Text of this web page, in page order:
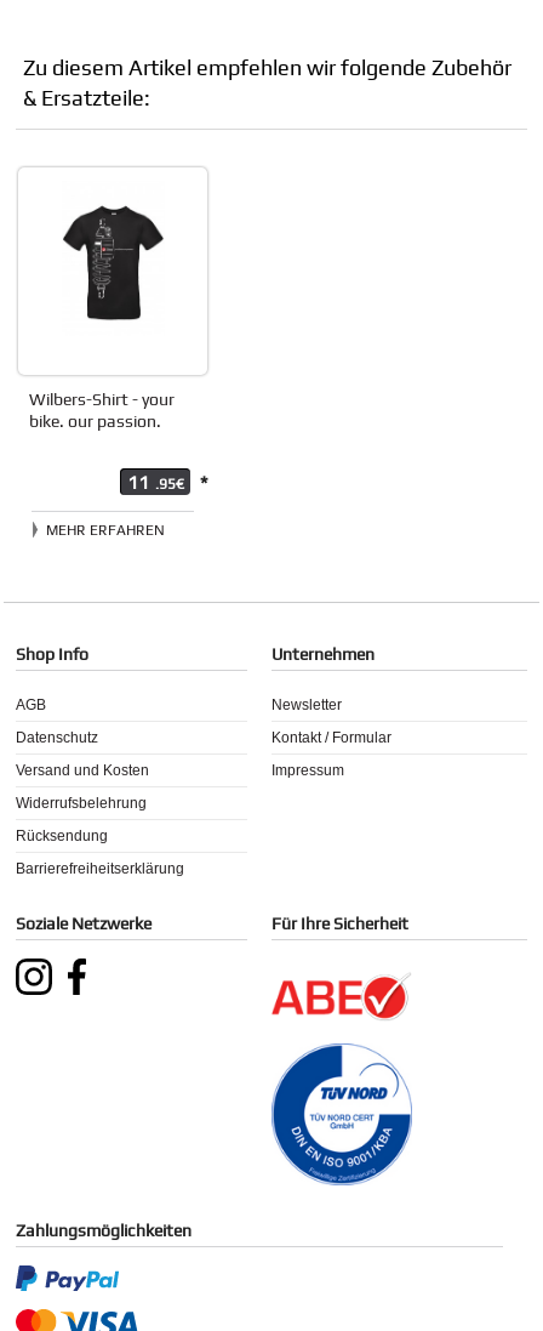
Zu diesem Artikel empfehlen wir folgende Zubehör
& Ersatzteile:
Wilbers-Shirt - your
bike. our passion.
11 .95€ *
MEHR ERFAHREN
Shop Info
AGB
Datenschutz
Versand und Kosten
Widerrufsbelehrung
Rücksendung
Barrierefreiheitserklärung
Unternehmen
Newsletter
Kontakt / Formular
Impressum
Soziale Netzwerke Für Ihre Sicherheit
Zahlungsmöglichkeiten